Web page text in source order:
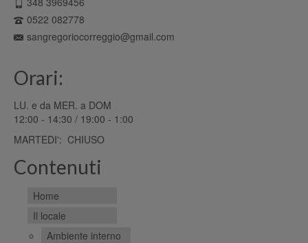
0522 082778
sangregoriocorreggio@gmail.com
Orari:
LU. e da MER. a DOM
12:00 - 14:30 / 19:00 - 1:00
MARTEDI': CHIUSO
Contenuti
Home
Il locale
Ambiente interno